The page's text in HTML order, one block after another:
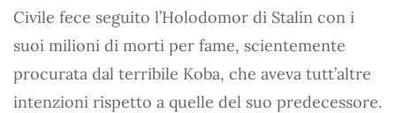
Civile fece seguito l’Holodomor di Stalin con i
suoi milioni di morti per fame, scientemente
procurata dal terribile Koba, che aveva tutt’altre
intenzioni rispetto a quelle del suo predecessore.